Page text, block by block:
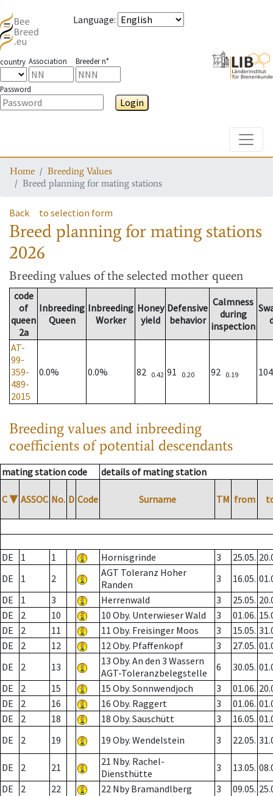
Language:
country Association Breeder n°
Password
Login
Home
Breeding Values
Breed planning for mating stations
Back to selection form
Breed planning for mating stations
2026
Breeding values of the selected mother queen
code
of
queen
2a
Inbreeding
Queen
Inbreeding
Worker
Honey
yield
Defensive
behavior
Calmness
during
inspection
AT-
99-
359-
489-
2015
0.0% 0.0% 82 0.42 91 0.20 92 0.19
Breeding values and inbreeding
coefficients of potential descendants
mating station code details of mating station
C ▼ ASSOC No. D Code Surname TM from
DE 1 1 Hornisgrinde 3 25.05.
DE
1 2
AGT Toleranz Hoher
Randen
3 16.05.
DE
1 3 Herrenwald 3 25.05.
DE
2 10 10 Oby. Unterwieser Wald 3 01.06.
DE
2 11 11 Oby. Freisinger Moos 3 15.05.
DE
2 12 12 Oby. Pfaffenkopf 3 27.05.
DE
2 13
13 Oby. An den 3 Wassern
AGT-Toleranzbelegstelle
6 30.05.
DE
2 15 15 Oby. Sonnwendjoch 3 01.06.
DE
2 16 16 Oby. Raggert 3 01.06.
DE
2 18 18 Oby. Sauschütt 3 16.05.
DE
2 19 19 Oby. Wendelstein 3 22.05.
DE 2 21
21 Nby. Rachel-
Diensthütte
3 13.05.
DE
2 22 22 Nby Bramandlberg 3 09.05.